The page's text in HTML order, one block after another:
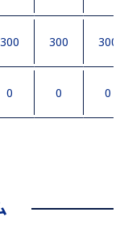
300 300 300
0 0 0